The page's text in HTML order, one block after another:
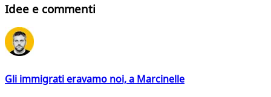
Idee e commenti
Gli immigrati eravamo noi, a Marcinelle